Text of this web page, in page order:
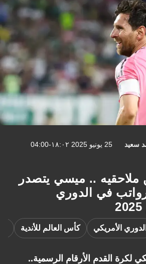
25 يونيو 2025 ١٨:٠٢-04:00
.. ميسي يتصدر
في الدوري
كأس العالم للأندية ميجيل
الأرقام الرسمية..